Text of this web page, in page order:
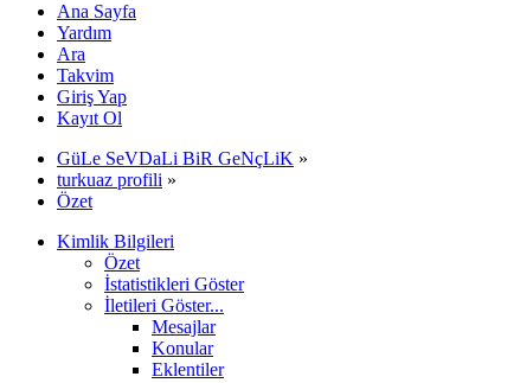
Ana Sayfa
Yardım
Ara
Takvim
Giriş Yap
Kayıt Ol
GüLe SeVDaLi BiR GeNçLiK »
turkuaz profili »
Özet
Kimlik Bilgileri
Özet
İstatistikleri Göster
İletileri Göster...
Mesajlar
Konular
Eklentiler